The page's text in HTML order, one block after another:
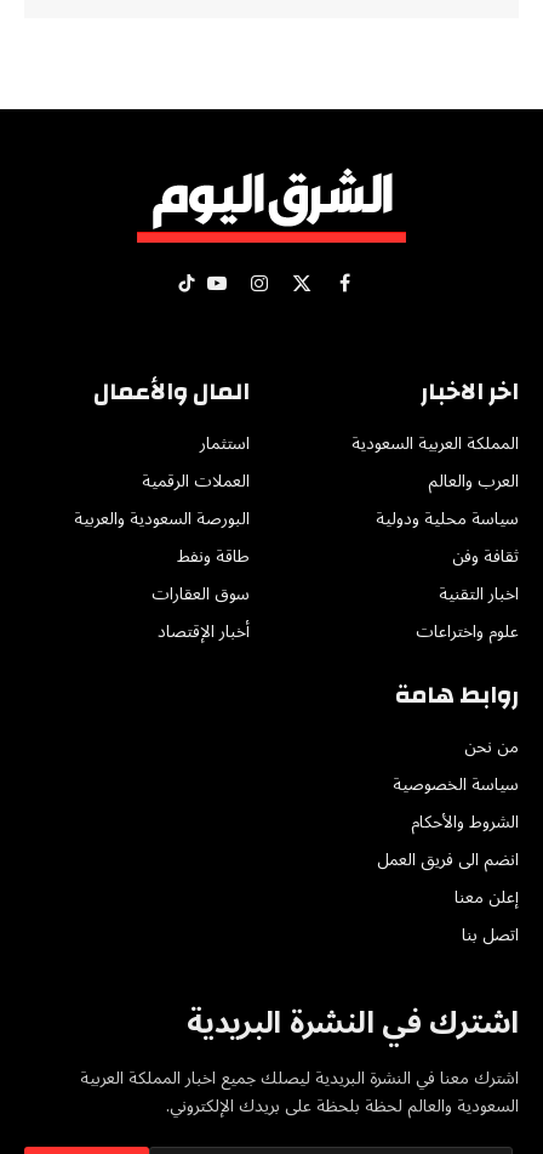
فيسبوك
X الانستغراميوتيوبتيكتوك
اخر الاخبار
المملكة العربية السعودية
العرب والعالم
سياسة محلية ودولية
ثقافة وفن
اخبار التقنية
علوم واختراعات
المال والأعمال
استثمار
العملات الرقمية
البورصة السعودية والعربية
طاقة ونفط
سوق العقارات
أخبار الإقتصاد
روابط هامة
من نحن
سياسة الخصوصية
الشروط والأحكام
انضم الى فريق العمل
إعلن معنا
اتصل بنا
اشترك في النشرة البريدية
اشترك معنا في النشرة البريدية ليصلك جميع اخبار المملكة العربية
السعودية والعالم لحظة بلحظة على بريدك الإلكتروني.